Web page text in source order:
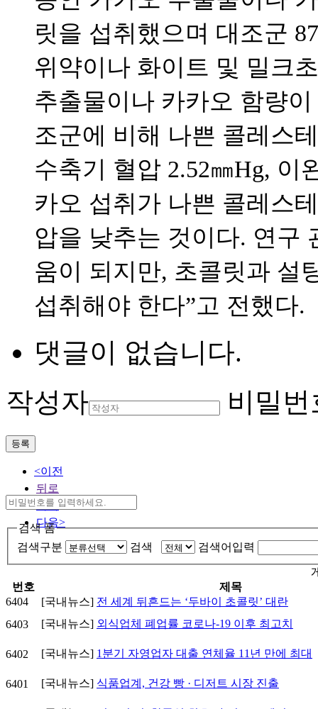
릿을 섭취했으며 대조군
위약이나 화이트 및 밀크
추출물이나 카카오 함량
조군에 비해 나쁜 콜레스
수축기 혈압 2.52㎜Hg, 이
카오 섭취가 나쁜 콜레스
압을 낮추는 것이다. 연구
움이 되지만, 초콜릿과 설
섭취해야 한다”고 전했다.
댓글이 없습니다.
작성자
비밀번
등록
<이전
뒤로
목록
다음>
검색 폼
검색구분
검색 검색어입력
번호
제목
6404
[국내뉴스] 전 세계 뒤흔드는 ‘두바이 초콜릿’ 대란
6403
[국내뉴스] 외식업체 폐업률 코로나-19 이후 최고치
6402 [국내뉴스] 1분기 자영업자 대출 연체율 11년 만에 최대
6401 [국내뉴스] 식품업계, 건강 빵 · 디저트 시장 진출